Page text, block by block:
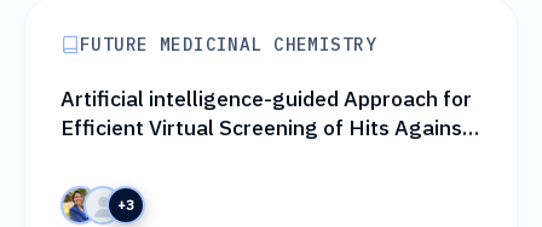
FUTURE MEDICINAL CHEMISTRY
Artificial intelligence-guided Approach for
Efficient Virtual Screening of Hits Against
+3